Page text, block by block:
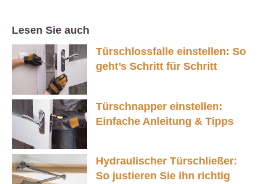
Lesen Sie auch
Türschlossfalle einstellen: So
geht’s Schritt für Schritt
Türschnapper einstellen:
Einfache Anleitung & Tipps
Hydraulischer Türschließer:
So justieren Sie ihn richtig